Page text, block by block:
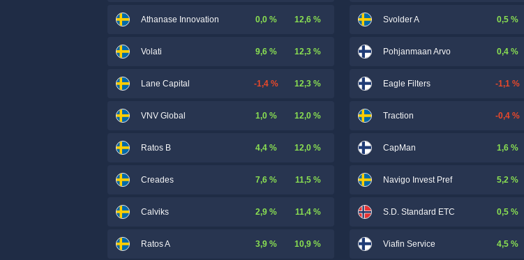
Athanase Innovation 0,0 % 12,6 %
Volati 9,6 % 12,3 %
Lane Capital -1,4 % 12,3 %
VNV Global 1,0 % 12,0 %
Ratos B 4,4 % 12,0 %
Creades 7,6 % 11,5 %
Calviks 2,9 % 11,4 %
Ratos A 3,9 % 10,9 %
Svolder A 0,5 %
Pohjanmaan Arvo 0,4 %
Eagle Filters -1,1 %
Traction -0,4 %
CapMan 1,6 %
Navigo Invest Pref 5,2 %
S.D. Standard ETC 0,5 %
Viafin Service 4,5 %